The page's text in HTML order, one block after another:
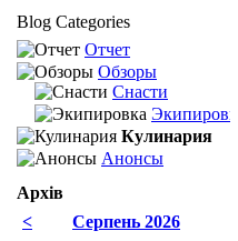
Blog Categories
Отчет
Обзоры
Снасти
Экипировка
Кулинария
Анонсы
Архів
<
Серпень 2026